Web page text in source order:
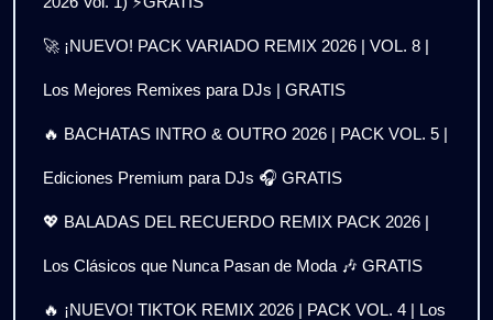
🚀 ¡NUEVO! PACK VARIADO REMIX 2026 | VOL. 8 |
Los Mejores Remixes para DJs | GRATIS
🔥 BACHATAS INTRO & OUTRO 2026 | PACK VOL. 5 |
Ediciones Premium para DJs 🎧 GRATIS
💖 BALADAS DEL RECUERDO REMIX PACK 2026 |
Los Clásicos que Nunca Pasan de Moda 🎶 GRATIS
🔥 ¡NUEVO! TIKTOK REMIX 2026 | PACK VOL. 4 | Los